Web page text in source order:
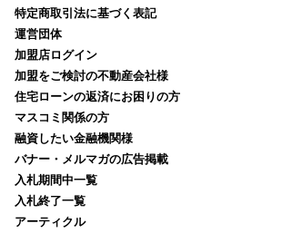
特定商取引法に基づく表記
運営団体
加盟店ログイン
加盟をご検討の不動産会社様
住宅ローンの返済にお困りの方
マスコミ関係の方
融資したい金融機関様
バナー・メルマガの広告掲載
入札期間中一覧
入札終了一覧
アーティクル